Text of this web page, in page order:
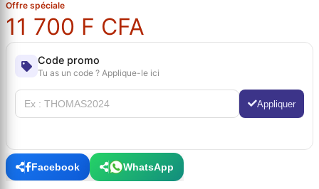
Offre spéciale
11 700 F CFA
Code promo
Tu as un code ? Applique-le ici
Appliquer
Facebook WhatsApp